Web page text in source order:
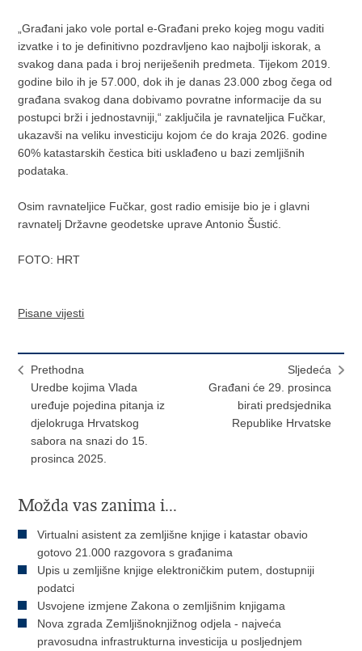
„Građani jako vole portal e-Građani preko kojeg mogu vaditi
izvatke i to je definitivno pozdravljeno kao najbolji iskorak, a
svakog dana pada i broj neriješenih predmeta. Tijekom 2019.
godine bilo ih je 57.000, dok ih je danas 23.000 zbog čega od
građana svakog dana dobivamo povratne informacije da su
postupci brži i jednostavniji,“ zaključila je ravnateljica Fučkar,
ukazavši na veliku investiciju kojom će do kraja 2026. godine
60% katastarskih čestica biti usklađeno u bazi zemljišnih
podataka.
Osim ravnateljice Fučkar, gost radio emisije bio je i glavni
ravnatelj Državne geodetske uprave Antonio Šustić.
FOTO: HRT
Pisane vijesti
Prethodna
Uredbe kojima Vlada
uređuje pojedina pitanja iz
djelokruga Hrvatskog
sabora na snazi do 15.
prosinca 2025.
Sljedeća
Građani će 29. prosinca
birati predsjednika
Republike Hrvatske
Možda vas zanima i...
Virtualni asistent za zemljišne knjige i katastar obavio
gotovo 21.000 razgovora s građanima
Upis u zemljišne knjige elektroničkim putem, dostupniji
podatci
Usvojene izmjene Zakona o zemljišnim knjigama
Nova zgrada Zemljišnoknjižnog odjela - najveća
pravosudna infrastrukturna investicija u posljednjem